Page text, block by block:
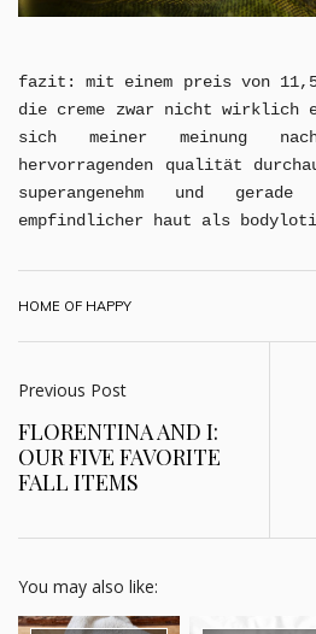
fazit: mit einem preis von
die creme zwar nicht wirklich
sich meiner meinung
hervorragenden qualität
superangenehm und
empfindlicher haut als
HOME OF HAPPY
Previous Post
FLORENTINA AND I:
OUR FIVE FAVORITE
FALL ITEMS
You may also like: